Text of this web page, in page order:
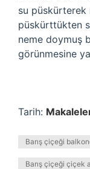
su püskürterek
püskürttükten
neme doymuş
görünmesine
Tarih:
Barış çiçeği
Barış çiçeği çiçek